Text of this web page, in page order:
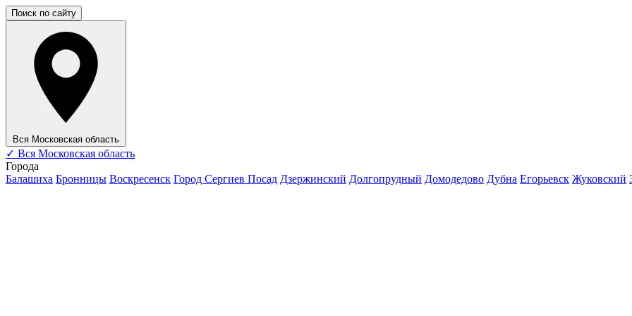
Поиск по сайту
Вся Московская область
✓ Вся Московская область
Города
Балашиха Бронницы Воскресенск Город Сергиев Посад Дзержинский Долгопрудный Домодедово Дубна Егорьевск Жуковский